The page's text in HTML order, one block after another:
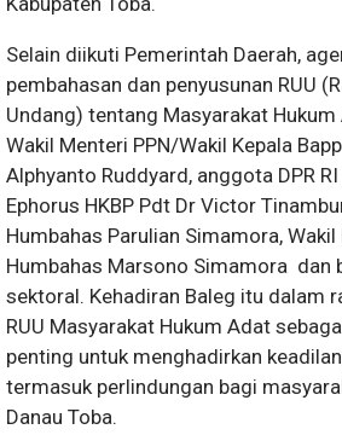
Selain diikuti Pemerintah Daerah,
pembahasan dan penyusunan RUU
Undang) tentang Masyarakat
Wakil Menteri PPN/Wakil Kepala
Alphyanto Ruddyard, anggota DPR
Ephorus HKBP Pdt Dr Victor
Humbahas Parulian Simamora, Wakil
Humbahas Marsono Simamora dan
sektoral. Kehadiran Baleg itu dalam
RUU Masyarakat Hukum Adat
penting untuk menghadirkan
termasuk perlindungan bagi
Danau Toba.